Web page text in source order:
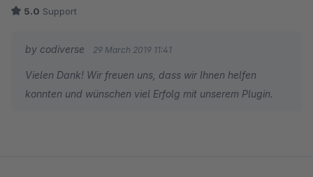
5.0 Support
by codiverse 29 March 2019 11:41
Vielen Dank! Wir freuen uns, dass wir Ihnen helfen
konnten und wünschen viel Erfolg mit unserem Plugin.